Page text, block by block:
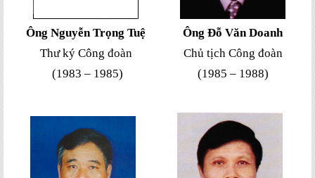
Ông Nguyễn Trọng Tuệ
Thư ký Công đoàn
(1983 – 1985)
Ông Đỗ Văn Doanh
Chủ tịch Công đoàn
(1985 – 1988)